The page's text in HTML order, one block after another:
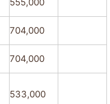
704,000
704,000
533,000